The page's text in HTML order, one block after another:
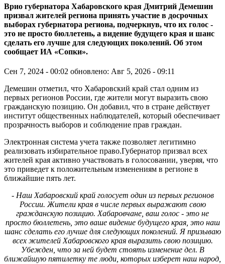
Врио губернатора Хабаровского края Дмитрий Демешин
призвал жителей региона принять участие в досрочных
выборах губернатора региона, подчеркнув, что их голос -
это не просто бюллетень, а видение будущего края и шанс
сделать его лучше для следующих поколений. Об этом
сообщает ИА «Сопки».
Сен 7, 2024 - 00:02 обновлено: Авг 5, 2026 - 09:11
Демешин отметил, что Хабаровский край стал одним из
первых регионов России, где жители могут выразить свою
гражданскую позицию. Он добавил, что в стране действует
институт общественных наблюдателей, который обеспечивает
прозрачность выборов и соблюдение прав граждан.
Электронная система учета также позволяет легитимно
реализовать избирательное право.Губернатор призвал всех
жителей края активно участвовать в голосовании, уверяя, что
это приведет к положительным изменениям в регионе в
ближайшие пять лет.
- Наш Хабаровский край голосует один из первых регионов
России. Жители края в числе первых выражают свою
гражданскую позицию. Хабаровчане, ваш голос - это не
просто бюллетень, это ваше видение будущего края, это наш
шанс сделать его лучше для следующих поколений. Я призываю
всех жителей Хабаровского края выразить свою позицию.
Убежден, что за ней будет стоять изменение дел. В
ближайшую пятилетку те люди, которых изберет наш народ,